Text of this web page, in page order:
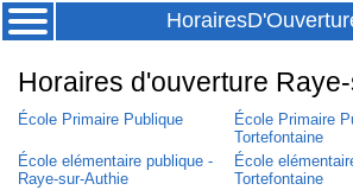
Horaires d'ouverture
École Primaire Publique
École Primaire
Tortefontaine
École elémentaire publique -
Raye-sur-Authie
École
Tortefontaine